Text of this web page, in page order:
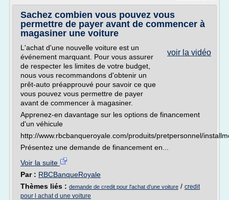
Sachez combien vous pouvez vous
permettre de payer avant de commencer à
magasiner une voiture
voir la vidéo
L'achat d'une nouvelle voiture est un
événement marquant. Pour vous assurer
de respecter les limites de votre budget,
nous vous recommandons d'obtenir un
prêt-auto préapprouvé pour savoir ce que
vous pouvez vous permettre de payer
avant de commencer à magasiner.
Apprenez-en davantage sur les options de financement
d'un véhicule
http://www.rbcbanqueroyale.com/produits/pretpersonnel/
Présentez une demande de financement en...
Voir la suite
Par : RBCBanqueRoyale
Thèmes liés : demande de credit pour l'achat d'une voiture / credit
pour l achat d une voiture